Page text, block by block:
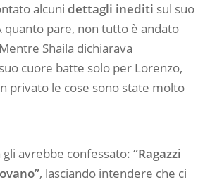
alcuni dettagli inediti sul suo
quanto pare, non tutto è andato
Shaila dichiarava
cuore batte solo per Lorenzo,
privato le cose sono state molto
gli avrebbe confessato: “Ragazzi
, lasciando intendere che ci